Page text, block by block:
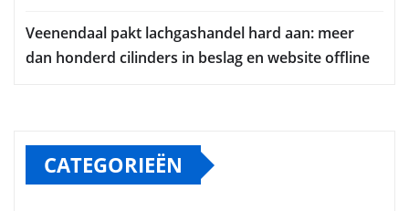
Veenendaal pakt lachgashandel hard aan: meer
dan honderd cilinders in beslag en website offline
CATEGORIEËN